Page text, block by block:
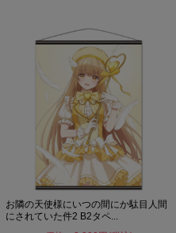
お隣の天使様にいつの間にか駄目人間
にされていた件2 B2タペ...